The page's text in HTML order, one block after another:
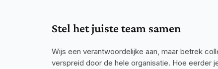
Stel het juiste team samen
Wijs een verantwoordelijke aan, maar betrek
verspreid door de hele organisatie. Hoe eerder